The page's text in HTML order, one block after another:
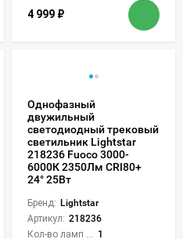
4 999 ₽
Однофазный
двужильный
светодиодный трековый
светильник Lightstar
218236 Fuoco 3000-
6000К 2350Лм CRI80+
24° 25Вт
Бренд: Lightstar
Артикул: 218236
1